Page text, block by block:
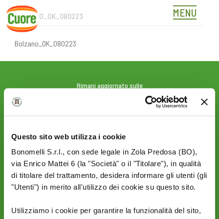
Questo sito web utilizza i cookie
Bonomelli S.r.l., con sede legale in Zola Predosa (BO),
via Enrico Mattei 6 (la "Società" o il "Titolare"), in qualità
di titolare del trattamento, desidera informare gli utenti (gli
"Utenti") in merito all'utilizzo dei cookie su questo sito.
Utilizziamo i cookie per garantire la funzionalità del sito,
Skip
content
MENU
BOLZANO_OK_080223
Bolzano_OK_080223
Rimani aggiornato sulle
PRIVACY
Termini e condizioni
Cookie Policy
AZIENDA
Politica Ambientale &
Sicurezza
Sito Corporate